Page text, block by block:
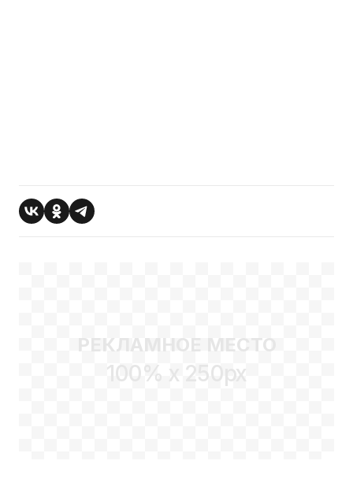
РЕКЛАМНОЕ МЕСТО
100% x 250px